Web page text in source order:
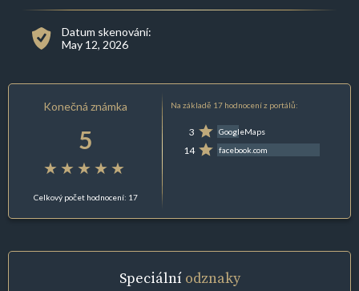
Datum skenování:
May 12, 2026
Konečná známka
5
Celkový počet hodnocení: 17
Na základě 17 hodnocení z portálů:
3 GoogleMaps
14 facebook.com
Speciální odznaky